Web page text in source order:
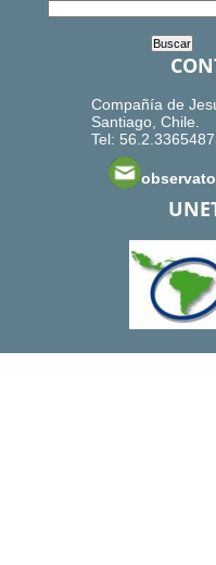
Compañía de
Santiago, Chile.
Tel: